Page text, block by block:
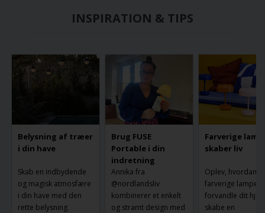
INSPIRATION & TIPS
Belysning af træer
i din have
Skab en indbydende
og magisk atmosfære
i din have med den
rette belysning.
Brug FUSE
Portable i din
indretning
Annika fra
@nordlandsliv
kombinerer et enkelt
og stramt design med
Farverige
skaber liv
Oplev, hvordan
farverige lamper
forvandle dit
skabe en